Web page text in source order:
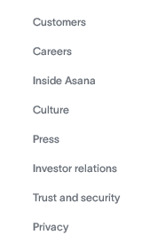
Customers
Careers
Inside Asana
Culture
Press
Investor relations
Trust and security
Privacy